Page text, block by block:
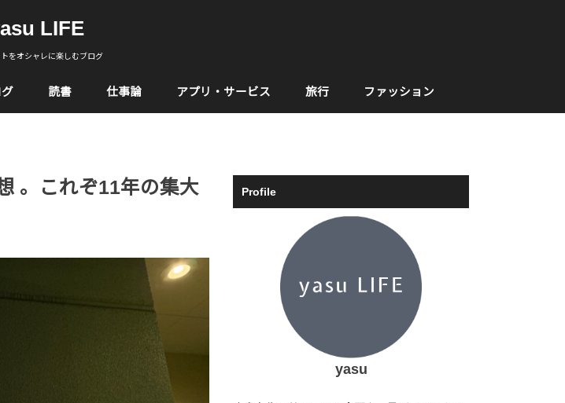
LIFE
をオシャレに楽しむブログ
グ 読書 仕事論 アプリ・サービス 旅行 ファッション
。これぞ11年の集大
Profile
yasu